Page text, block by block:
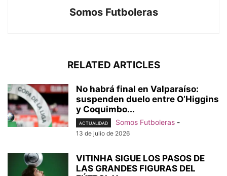
Somos Futboleras
RELATED ARTICLES
No habrá final en Valparaíso:
suspenden duelo entre O’Higgins
y Coquimbo...
ACTUALIDAD Somos Futboleras -
13 de julio de 2026
VITINHA SIGUE LOS PASOS DE
LAS GRANDES FIGURAS DEL